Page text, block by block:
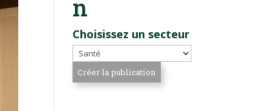
n
Choisissez un secteur